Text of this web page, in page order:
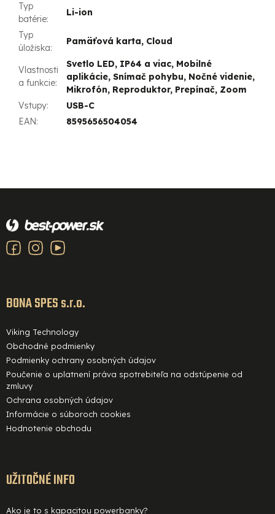
Typ
batérie:
Li-ion
Typ
úložiska:
Pamäťová karta, Cloud
Vlastnosti
a funkcie:
Svetlo LED, IP64 a viac, Mobilné
aplikácie, Snímač pohybu, Nočné videnie,
Mikrofón, Reproduktor, Prepínač, Zoom
Vstupy:
USB-C
EAN: 8595656504054
á
ä
BONA SPES s.r.o.
Viking Technology
Obchodné podmienky
Podmienky ochrany osobných údajov
Poučenie o uplatnení práva spotrebiteľa na odstúpenie od
zmluvy
Ochrana osobných údajov
Informácie o súboroch cookies
Hodnotenie obchodu
UŽITOČNÉ INFO
Ako je to s kapacitou powerbanky?